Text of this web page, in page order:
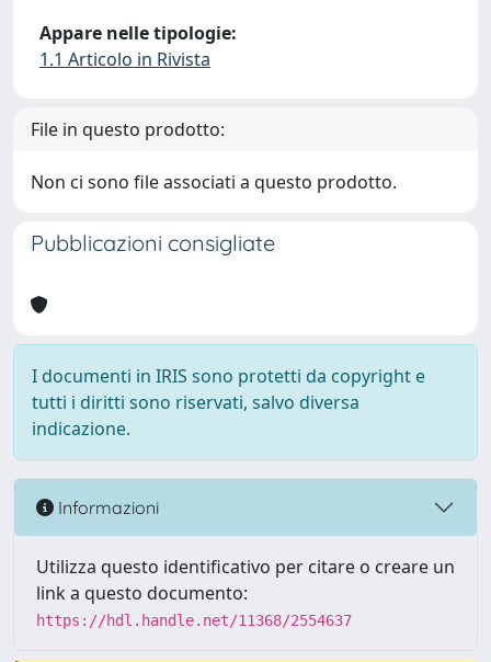
Appare nelle tipologie:
1.1 Articolo in Rivista
File in questo prodotto:
Non ci sono file associati a questo prodotto.
Pubblicazioni consigliate
I documenti in IRIS sono protetti da copyright e
tutti i diritti sono riservati, salvo diversa
indicazione.
Informazioni
Utilizza questo identificativo per citare o creare un
link a questo documento:
https://hdl.handle.net/11368/2554637